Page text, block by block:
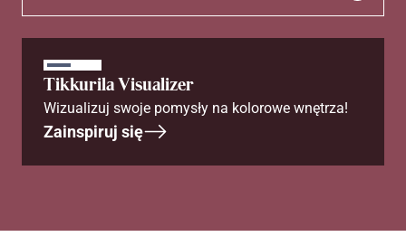
Tikkurila Visualizer
Wizualizuj swoje pomysły na kolorowe wnętrza!
Zainspiruj się